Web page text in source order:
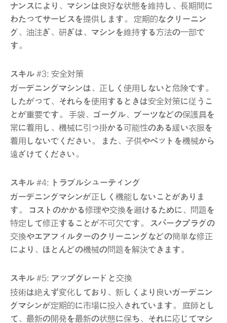
ナンスにより、マシンは良好な状態を維持し、長期間に
わたってサービスを提供します。 定期的なクリーニン
グ、油注ぎ、研ぎは、マシンを維持する方法の一部で
す。
スキル #3: 安全対策
ガーデニングマシンは、正しく使用しないと危険です。
したがって、それらを使用するときは安全対策に従うこ
とが重要です。 手袋、ゴーグル、ブーツなどの保護具を
常に着用し、機械に引っ掛かる可能性のある緩い衣服を
着用しないでください。 また、子供やペットを機械から
遠ざけてください。
スキル #4: トラブルシューティング
ガーデニングマシンが正しく機能しないことがありま
す。 コストのかかる修理や交換を避けるために、問題を
特定して修正することが不可欠です。 スパークプラグの
交換やエアフィルターのクリーニングなどの簡単な修正
により、ほとんどの機械の問題を解決できます。
スキル #5: アップグレードと交換
技術は絶えず変化しており、新しくより良いガーデニン
グマシンが定期的に市場に投入されています。 庭師とし
て、最新の開発を最新の状態に保ち、それに応じてマシ